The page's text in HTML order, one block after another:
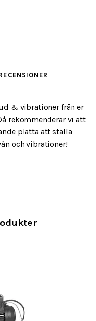
RECENSIONER
& vibrationer från er
rekommenderar vi att
platta att ställa
och vibrationer!